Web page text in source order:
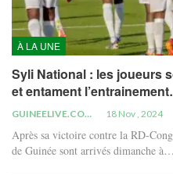
À LA UNE
Syli National : les joueurs
et entament
GUINEELIVE.COM 18 Nov , 2024
Après sa victoire contre la RD-
de Guinée sont arrivés dimanche à…